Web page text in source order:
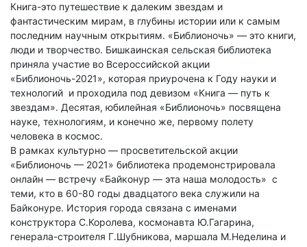
Книга-это путешествие к далеким звездам и
фантастическим мирам, в глубины истории или к самым
последним научным открытиям. «Библионочь» — это книги,
люди и творчество. Бишкаинская сельская библиотека
приняла участие во Всероссийской акции
«Библионочь-2021», которая приурочена к Году науки и
технологий и проходила под девизом «Книга — путь к
звездам». Десятая, юбилейная «Библионочь» посвящена
науке, технологиям, и конечно же, первому полету
человека в космос.
В рамках культурно — просветительской акции
«Библионочь — 2021» библиотека продемонстрировала
онлайн — встречу «Байконур — эта наша молодость» с
теми, кто в 60-80 годы двадцатого века служили на
Байконуре. История города связана с именами
конструктора С.Королева, космонавта Ю.Гагарина,
генерала-строителя Г.Шубникова, маршала М.Неделина и